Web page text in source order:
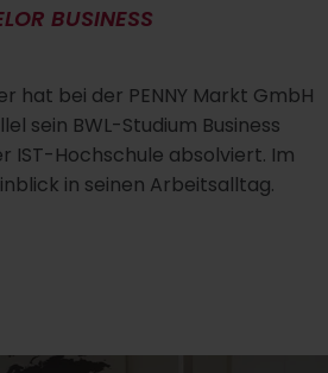
BUSINESS
hat bei der PENNY Markt GmbH
sein BWL-Studium Business
IST-Hochschule absolviert. Im
in seinen Arbeitsalltag.